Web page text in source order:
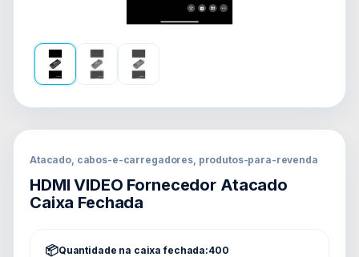
Atacado, cabos-e-carregadores, produtos-para-revenda
HDMI VIDEO Fornecedor Atacado
Caixa Fechada
Quantidade na caixa fechada:400